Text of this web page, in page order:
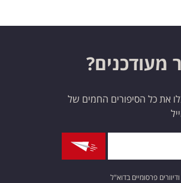
מעודכנים?
את כל הסיפורים החמים של
פרסומיים בדוא"ל